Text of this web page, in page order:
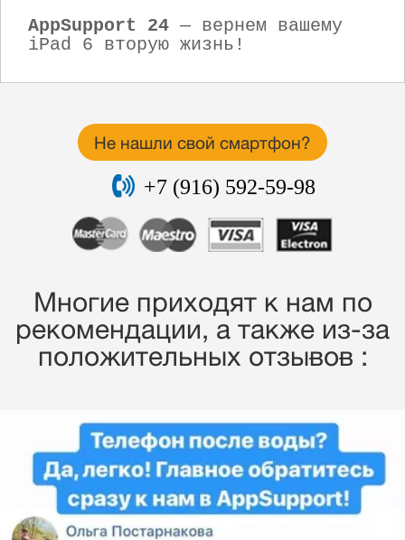
AppSupport 24 — вернем вашему
iPad 6 вторую жизнь!
Не нашли свой смартфон?
+7 (916) 592-59-98
Многие приходят к нам по
рекомендации, a также из-за
положительных отзывов :